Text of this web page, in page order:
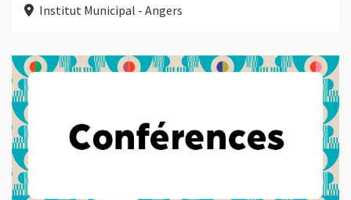
Institut Municipal - Angers
Plus d'information sur l'évènement : Star-system et